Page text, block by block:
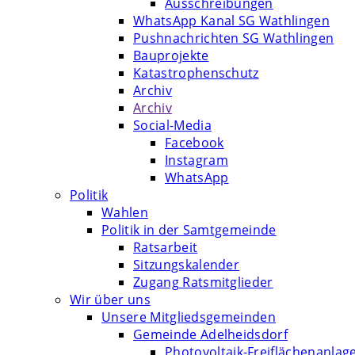
WhatsApp Kanal SG Wathlingen
Pushnachrichten SG Wathlingen
Bauprojekte
Katastrophenschutz
Archiv
Archiv
Social-Media
Facebook
Instagram
WhatsApp
Politik
Wahlen
Politik in der Samtgemeinde
Ratsarbeit
Sitzungskalender
Zugang Ratsmitglieder
Wir über uns
Unsere Mitgliedsgemeinden
Gemeinde Adelheidsdorf